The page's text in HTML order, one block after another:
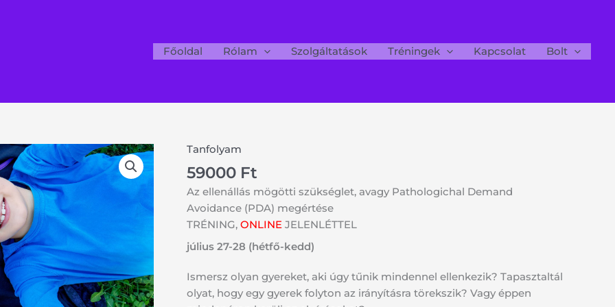
Főoldal
Rólam Szolgáltatások Tréningek Kapcsolat Bolt
Tanfolyam
59000 Ft
Az ellenállás mögötti szükséglet, avagy Pathologichal Demand
Avoidance (PDA) megértése
TRÉNING, ONLINE JELENLÉTTEL
július 27-28 (hétfő-kedd)
Ismersz olyan gyereket, aki úgy tűnik mindennel ellenkezik? Tapasztaltál
olyat, hogy egy gyerek folyton az irányításra törekszik? Vagy éppen
PDA
megértése
2026
27-
(hétfő-
kedd)